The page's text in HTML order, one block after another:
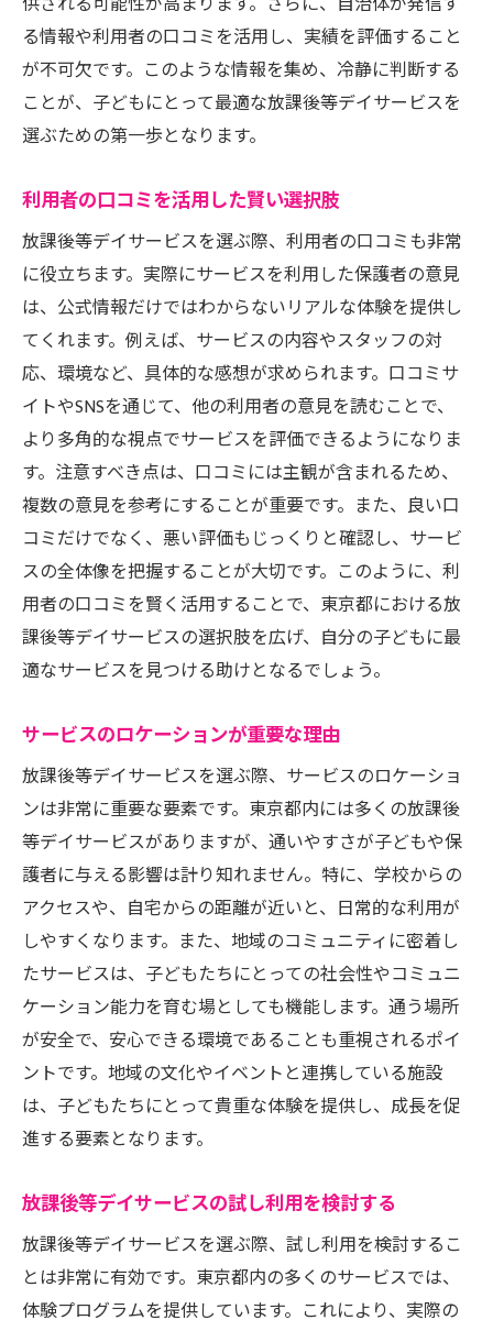
信頼できる口コミサイトの利用法
評判の良いサービスの共通点
利用者の声を活かした選択
ポジティブな口コミが示すもの
体験談を取り入れた考え方
放課後等デイサービスでの子どもの成長をサポ
ートする方法
成長を促すサポート体制
個別指導の効果と役割
成長の記録とモニタリング
親と共有する成長の成果
子どもの成長を楽しむ視点
新しい挑戦を支える方法
東京都で選ぶ放課後等デイサービスのポイント
とその活用法
サービス選びで考慮すべき要素
最適な活用のための準備
成功例から学ぶ活用法
長期的な視点でのプランニング
子どもの未来を見据えた選択
る情報や利用者の口コミを活用し、実績を評価すること
が不可欠です。このような情報を集め、冷静に判断する
ことが、子どもにとって最適な放課後等デイサービスを
選ぶための第一歩となります。
利用者の口コミを活用した賢い選択肢
放課後等デイサービスを選ぶ際、利用者の口コミも非常
に役立ちます。実際にサービスを利用した保護者の意見
は、公式情報だけではわからないリアルな体験を提供し
てくれます。例えば、サービスの内容やスタッフの対
応、環境など、具体的な感想が求められます。口コミサ
イトやSNSを通じて、他の利用者の意見を読むことで、
より多角的な視点でサービスを評価できるようになりま
す。注意すべき点は、口コミには主観が含まれるため、
複数の意見を参考にすることが重要です。また、良い口
コミだけでなく、悪い評価もじっくりと確認し、サービ
スの全体像を把握することが大切です。このように、利
用者の口コミを賢く活用することで、東京都における放
課後等デイサービスの選択肢を広げ、自分の子どもに最
適なサービスを見つける助けとなるでしょう。
サービスのロケーションが重要な理由
放課後等デイサービスを選ぶ際、サービスのロケーショ
ンは非常に重要な要素です。東京都内には多くの放課後
等デイサービスがありますが、通いやすさが子どもや保
護者に与える影響は計り知れません。特に、学校からの
アクセスや、自宅からの距離が近いと、日常的な利用が
しやすくなります。また、地域のコミュニティに密着し
たサービスは、子どもたちにとっての社会性やコミュニ
ケーション能力を育む場としても機能します。通う場所
が安全で、安心できる環境であることも重視されるポイ
ントです。地域の文化やイベントと連携している施設
は、子どもたちにとって貴重な体験を提供し、成長を促
進する要素となります。
放課後等デイサービスの試し利用を検討する
放課後等デイサービスを選ぶ際、試し利用を検討するこ
とは非常に有効です。東京都内の多くのサービスでは、
体験プログラムを提供しています。これにより、実際の